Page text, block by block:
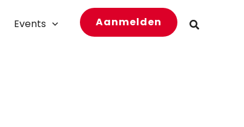
Events Aanmelden Zoeken